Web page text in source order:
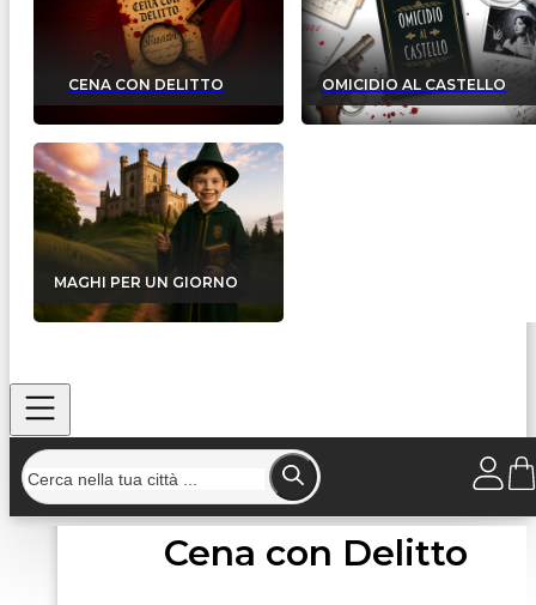
CENA CON DELITTO OMICIDIO AL CASTELLO
MAGHI PER UN GIORNO
Cena con Delitto